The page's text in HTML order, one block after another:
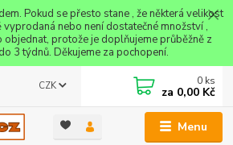
Pokud se přesto stane , že některá velikost
nebo není dostatečné množství ,
protože je doplňujeme průběžně z
3 týdnů. Děkujeme za pochopení.
Menu
CZK 0 ks
za 0,00 Kč